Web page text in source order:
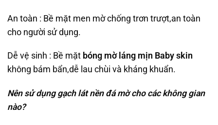
An toàn : Bề mặt men mờ chống trơn trượt,an toàn
cho người sử dụng.
Dễ vệ sinh : Bề mặt bóng mờ láng mịn Baby skin
không bám bẩn,dễ lau chùi và kháng khuẩn.
Nên sử dụng gạch lát nền đá mờ cho các không gian
nào?